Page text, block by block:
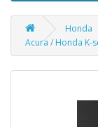
Honda
Acura / Honda K-